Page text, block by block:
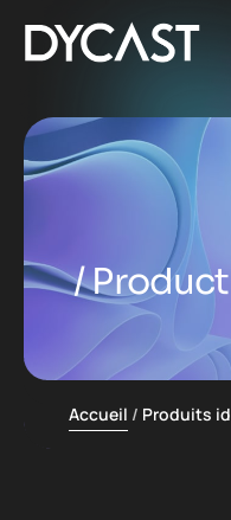
Accueil Produits